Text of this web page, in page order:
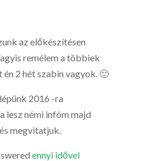
az előkészítésen
remélem a többiek
2 hét szabin vagyok. 🙂
2016 -ra
lesz némi infóm majd
megvitatjuk.
ennyi idővel